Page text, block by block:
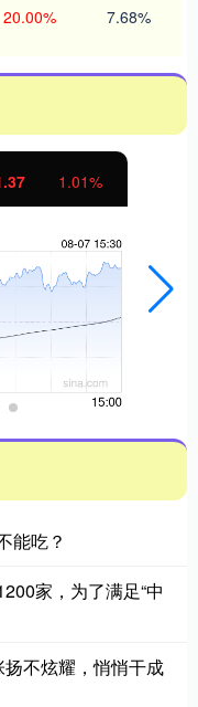
20.00% 7.68%
1.01%
能吃？
家，为了满足“中
不炫耀，悄悄干成